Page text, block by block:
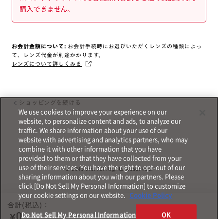
購入できません。
お会計金額について: お会計手続時にお選びいただくレンズの種類によっ
て、レンズ代金が別途かかります。
レンズについて詳しくみる
合計(税込)：
ショッピングを続ける
© JINS Inc. All Rights Reserved.
We use cookies to improve your experience on our
website, to personalize content and ads, to analyze our
traffic. We share information about your use of our
website with advertising and analytics partners, who may
combine it with other information that you have
provided to them or that they have collected from your
use of their services. You have the right to opt-out of our
sharing information about you with our partners. Please
click [Do Not Sell My Personal Information] to customize
your cookie settings on our website. Cookie Policy
Do Not Sell My Personal Information OK